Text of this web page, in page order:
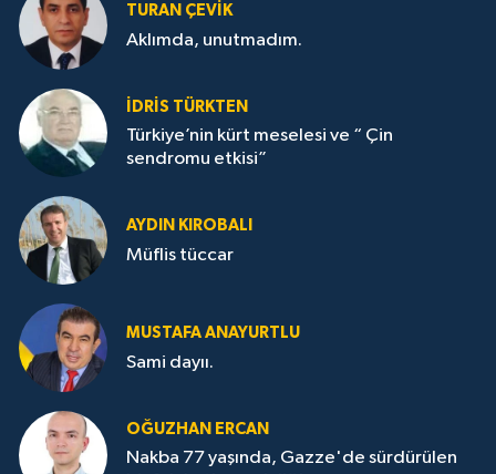
TURAN ÇEVİK
Aklımda, unutmadım.
İDRİS TÜRKTEN
Türkiye’nin kürt meselesi ve “ Çin
sendromu etkisi”
AYDIN KIROBALI
Müflis tüccar
MUSTAFA ANAYURTLU
Sami dayıı.
OĞUZHAN ERCAN
Nakba 77 yaşında, Gazze'de sürdürülen